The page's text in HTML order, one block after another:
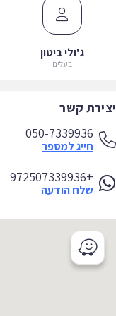
ג'ולי ביטון
בעלים
קשר
050-7339936
חייג למספר
+972507339936
שלח הודעה